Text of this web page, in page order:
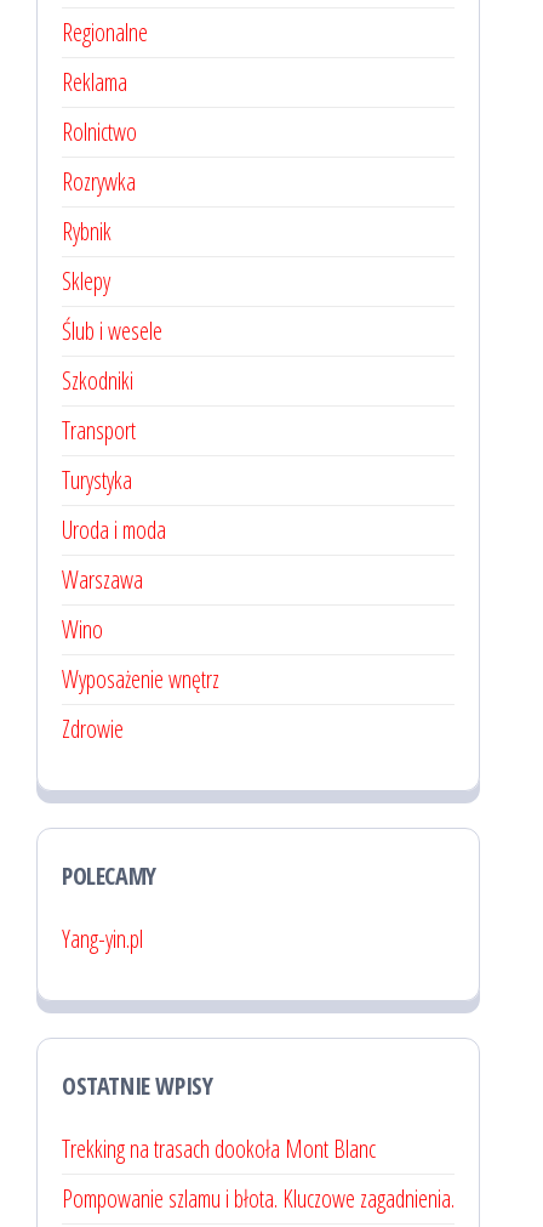
Regionalne
Reklama
Rolnictwo
Rozrywka
Rybnik
Sklepy
Ślub i wesele
Szkodniki
Transport
Turystyka
Uroda i moda
Warszawa
Wino
Wyposażenie wnętrz
Zdrowie
POLECAMY
Yang-yin.pl
OSTATNIE WPISY
Trekking na trasach dookoła Mont Blanc
Pompowanie szlamu i błota. Kluczowe zagadnienia.